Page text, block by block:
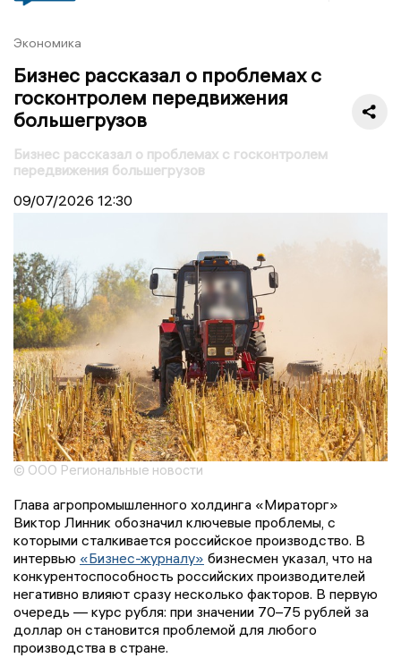
Экономика
Бизнес рассказал о проблемах с
госконтролем передвижения
большегрузов
Бизнес рассказал о проблемах с госконтролем
передвижения большегрузов
09/07/2026 12:30
© ООО Региональные новости
Глава агропромышленного холдинга «Мираторг»
Виктор Линник обозначил ключевые проблемы, с
которыми сталкивается российское производство. В
интервью «Бизнес-журналу» бизнесмен указал, что на
конкурентоспособность российских производителей
негативно влияют сразу несколько факторов. В первую
очередь — курс рубля: при значении 70–75 рублей за
доллар он становится проблемой для любого
производства в стране.